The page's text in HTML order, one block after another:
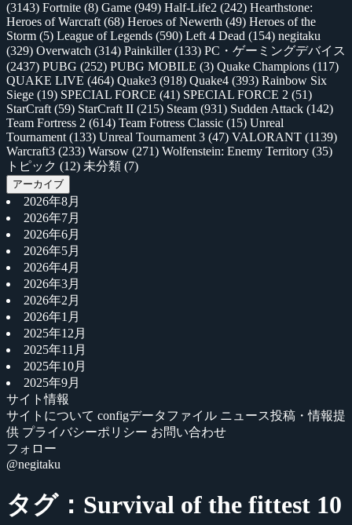
(3143) Fortnite (8) Game (949) Half-Life2 (242) Hearthstone:
Heroes of Warcraft (68) Heroes of Newerth (49) Heroes of the
Storm (5) League of Legends (590) Left 4 Dead (154) negitaku
(329) Overwatch (314) Painkiller(133) PC・ゲーミングデバイス
(2437) PUBG (252) PUBG MOBILE (3) Quake Champions (117)
QUAKE LIVE (464) Quake3 (918) Quake4 (393) Rainbow Six
Siege (19) SPECIAL FORCE (41) SPECIAL FORCE 2 (51)
StarCraft (59) StarCraft II (215) Steam (931) Sudden Attack (142)
Team Fortress 2 (614) Team Fotress Classic (15) Unreal
Tournament (133) Unreal Tournament 3 (47) VALORANT (1139)
Warcraft3 (233) Warsow (271) Wolfenstein: Enemy Territory (35)
トピック (12) 未分類 (7)
アーカイブ
2026年8月
2026年7月
2026年6月
2026年5月
2026年4月
2026年3月
2026年2月
2026年1月
2025年12月
2025年11月
2025年10月
2025年9月
サイト情報
サイトについて configデータファイル ニュース投稿・情報提
供 プライバシーポリシー お問い合わせ
フォロー
@negitaku
タグ：Survival of the fittest 10